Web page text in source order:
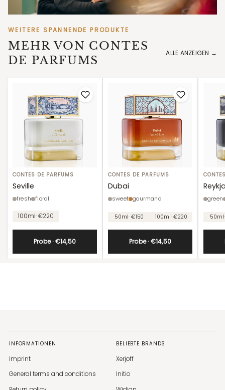
WEITERE SPANNENDE PRODUKTE
MEHR VON CONTES
DE PARFUMS
Seville
CONTES DE PARFUMS
Seville
fresh floral
Unit
100ml· €220
Probe · €14,50
Dubai
CONTES DE PARFUMS
Dubai
sweet gourmand
Unit50ml· €150 100ml· €220
Probe · €14,50
green
Unit50ml
INFORMATIONEN
Imprint
General terms and conditions
BELIEBTE BRANDS
Xerjoff
Initio